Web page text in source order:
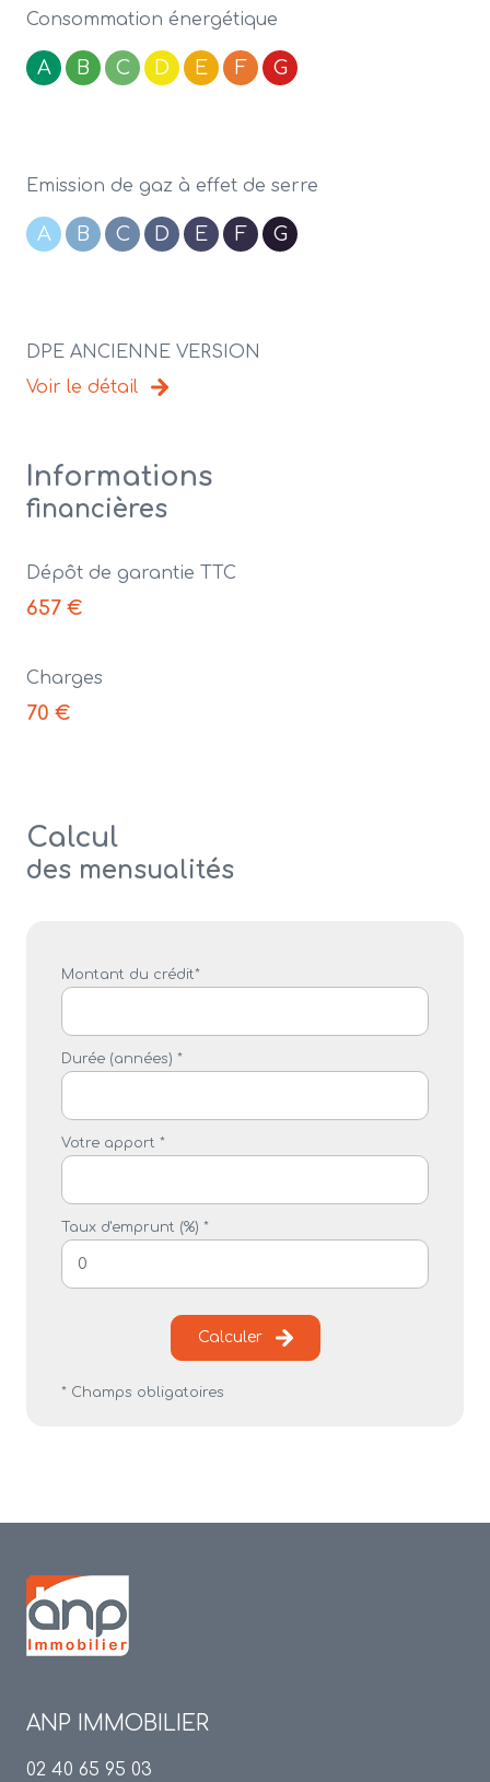
Consommation énergétique
A B C D E F G
Emission de gaz à effet de serre
A B C D E F G
DPE ANCIENNE VERSION
Voir le détail
Informations
financières
Dépôt de garantie TTC
657 €
Charges
70 €
Calcul
des mensualités
Montant du crédit*
Durée (années) *
Votre apport *
Taux d'emprunt (%) *
Calculer
* Champs obligatoires
ANP IMMOBILIER
02 40 65 95 03